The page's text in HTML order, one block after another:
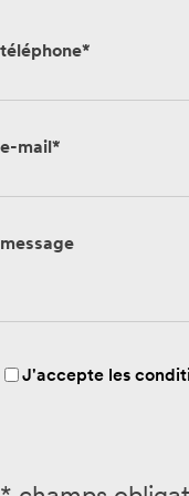
téléphone*
e-mail*
message
J'accepte les